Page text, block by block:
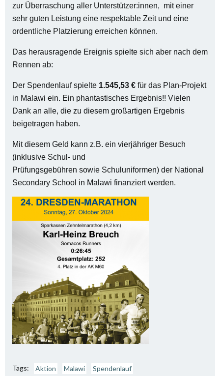
zur Überraschung aller Unterstützer:innen, mit einer
sehr guten Leistung eine respektable Zeit und eine
ordentliche Platzierung erreichen können.
Das herausragende Ereignis spielte sich aber nach dem
Rennen ab:
Der Spendenlauf spielte 1.545,53 € für das Plan-Projekt
in Malawi ein. Ein phantastisches Ergebnis!! Vielen
Dank an alle, die zu diesem großartigen Ergebnis
beigetragen haben.
Mit diesem Geld kann z.B. ein vierjähriger Besuch
(inklusive Schul- und
Prüfungsgebühren sowie Schuluniformen) der National
Secondary School in Malawi finanziert werden.
Tags: Aktion Malawi Spendenlauf